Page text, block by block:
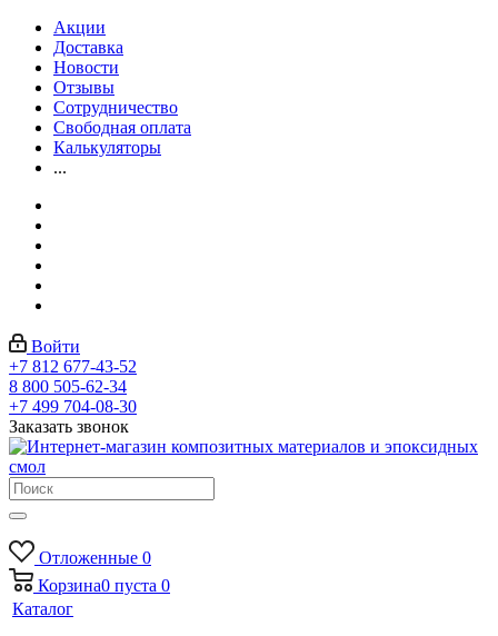
Акции
Доставка
Новости
Отзывы
Сотрудничество
Свободная оплата
Калькуляторы
...
Войти
+7 812 677-43-52
8 800 505-62-34
+7 499 704-08-30
Заказать звонок
Отложенные 0
Корзина0 пуста 0
Каталог